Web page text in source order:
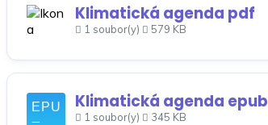
Klimatická agenda pdf
1 soubor(y) 579 KB
Klimatická agenda epub
1 soubor(y) 345 KB